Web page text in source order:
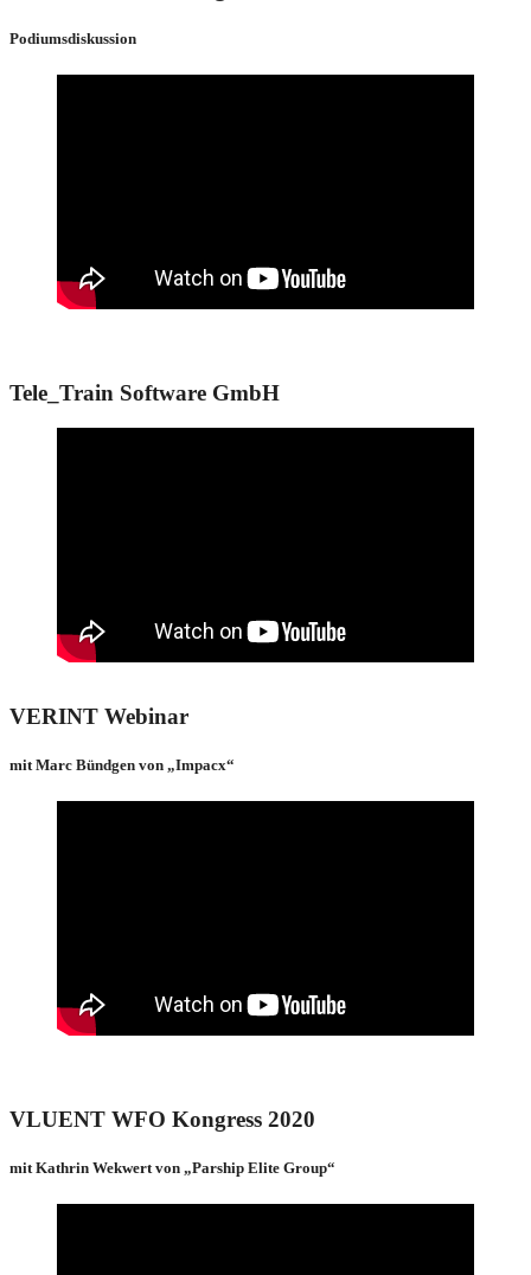
Podiumsdiskussion
Tele_Train Software GmbH
VERINT Webinar
mit Marc Bündgen von „Impacx“
VLUENT WFO Kongress 2020
mit Kathrin Wekwert von „Parship Elite Group“